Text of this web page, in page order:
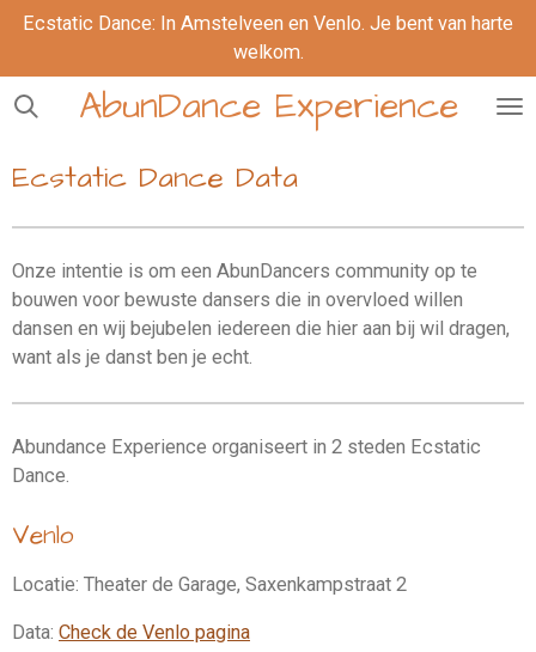
Ga
naar
de
AbunDance Experience
Ecstatic Dance: In Amstelveen en Venlo. Je bent van harte
welkom.
Ecstatic Dance Data
Onze intentie is om een AbunDancers community op te
bouwen voor bewuste dansers die in overvloed willen
dansen en wij bejubelen iedereen die hier aan bij wil dragen,
want als je danst ben je echt.
Abundance Experience organiseert in 2 steden Ecstatic
Dance.
Venlo
Locatie: Theater de Garage, Saxenkampstraat 2
Data: Check de Venlo pagina